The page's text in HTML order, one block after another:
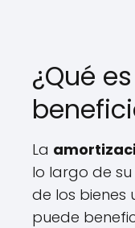
¿Qué
La
lo largo de
de los bienes
puede